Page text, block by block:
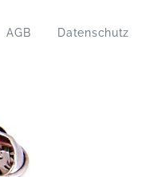
AGB Datenschutz